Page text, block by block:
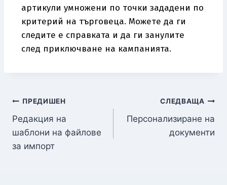
артикули умножени по точки зададени по
критерий на търговеца. Можете да ги
следите е справката и да ги занулите
след приключване на кампанията.
ПРЕДИШЕН
Редакция на
шаблони на файлове
за импорт
СЛЕДВАЩА
Персонализиране на
документи